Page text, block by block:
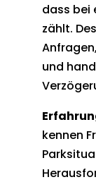
dass bei
zählt.
und
kennen